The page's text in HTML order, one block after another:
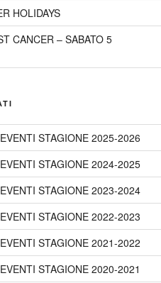
HOLIDAYS
CANCER – SABATO 5
STAGIONE 2025-2026
STAGIONE 2024-2025
STAGIONE 2023-2024
STAGIONE 2022-2023
STAGIONE 2021-2022
STAGIONE 2020-2021